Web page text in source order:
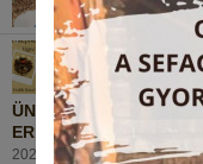
2025.
ÜNNEPI
ERDŐK HÁZÁBAN
2025. november 13.,